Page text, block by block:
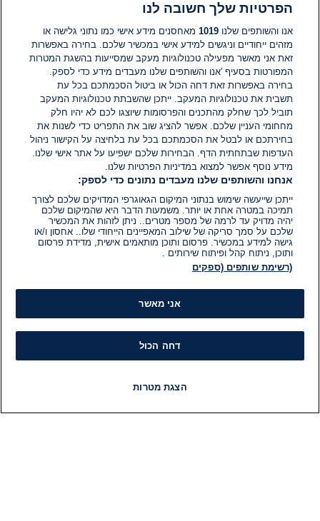
תגובות
אין עדיין תגובות. היה הראשון להגיב
הוסף תגובה
הפרטיות שלך חשובה לנו
אנו והשותפים שלנו1019 מאחסנים מידע אישי כמו נתוני גלישה או
מזהים ייחודיים וניגשים למידע אישי במכשיר שלכם. בחירה באפשרות
זאת אני מאשר מפעילה טכנולוגיות מעקב שמסייעות בהשגת המטרות
המפורטות בסעיף 'אנו והשותפים שלנו מעבדים מידע כדי לספק.
בחירה באפשרות זאת דחה הכול או ביטול הסכמתכם בכל עת
תשבית את טכנולוגיות המעקב. ייתכן שהשבתת טכנולוגיות המעקב
תוביל לכך שחלק מהתכנים והפרסומות שיוצגו לכם לא יהיו חלק
מחחומי העניין שלכם. אפשר להציג שוב את התפריט כדי לשנות את
בחירתכם או לבטל את הסכמתכם בכל עת בלחיצה על הקישור ניהול
העדפות שבתחתית הדף. הבחירות שלכם ישפיעו על אתר אישי שלנו.
מידע נוסף אפשר למצוא במדיניות הפרטיות שלנו.
אנחנו והשותפים שלנו מעבדים נתונים כדי לספק:
ייתכן שייעשה שימוש בנתוני המיקום הגאוגרפי המדויקים שלכם לצורך
תמיכה במטרה אחת או יותר. משמעות הדבר היא שהמיקום שלכם
יהיה מדויק עד לרמה של מספר מטרים.. ניתן לזהות את המכשיר
שלכם על סמך סריקה של שילוב המאפיינים הייחודי שלו.. אחסון ו/או
גישה למידע במכשיר. פרסום ותוכן מותאמים אישית, מדידת פרסום
ותוכן, ניתוח קהל ופיתוח שירותים .
(רשימת שותפים (ספקים
אני מאשר
דחה הכול
הצגת מטרות